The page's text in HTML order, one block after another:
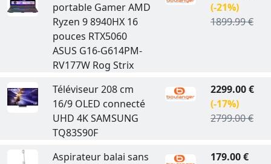
portable Gamer AMD
Ryzen 9 8940HX 16
pouces RTX5060
ASUS G16-G614PM-
RV177W Rog Strix
(-21%)
1899.99 €
Téléviseur 208 cm
16/9 OLED connecté
UHD 4K SAMSUNG
TQ83S90F
2299.00 €
(-17%)
2799.00 €
Aspirateur balai sans
179.00 €